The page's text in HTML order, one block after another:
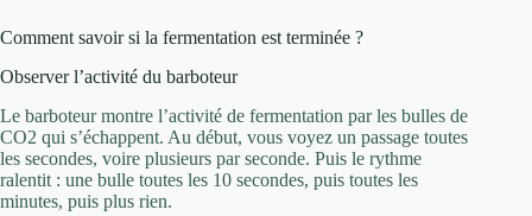
Comment savoir si la fermentation est terminée ?
Observer l’activité du barboteur
Le barboteur montre l’activité de fermentation par les bulles de
CO2 qui s’échappent. Au début, vous voyez un passage toutes
les secondes, voire plusieurs par seconde. Puis le rythme
ralentit : une bulle toutes les 10 secondes, puis toutes les
minutes, puis plus rien.